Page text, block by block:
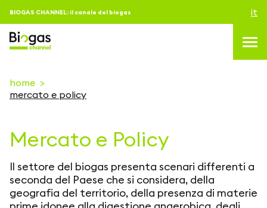
BIOGAS CHANNEL: il canale del biogas it
blog & news
Podcast
About us
home
mercato e policy
Mercato e Policy
Il settore del biogas presenta scenari differenti a
seconda del Paese che si considera, della
geografia del territorio, della presenza di materie